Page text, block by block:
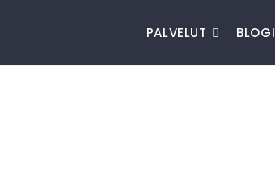
PALVELUT BLOGI